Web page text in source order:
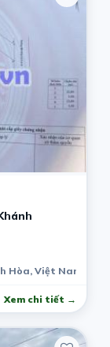
Hòa, Việt Nam
Xem chi tiết →